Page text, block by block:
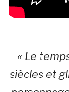
« Le
siècles et